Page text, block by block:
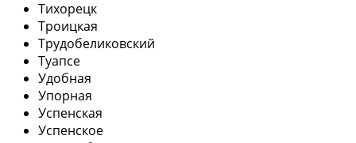
Тихорецк
Троицкая
Трудобеликовский
Туапсе
Удобная
Упорная
Успенская
Успенское